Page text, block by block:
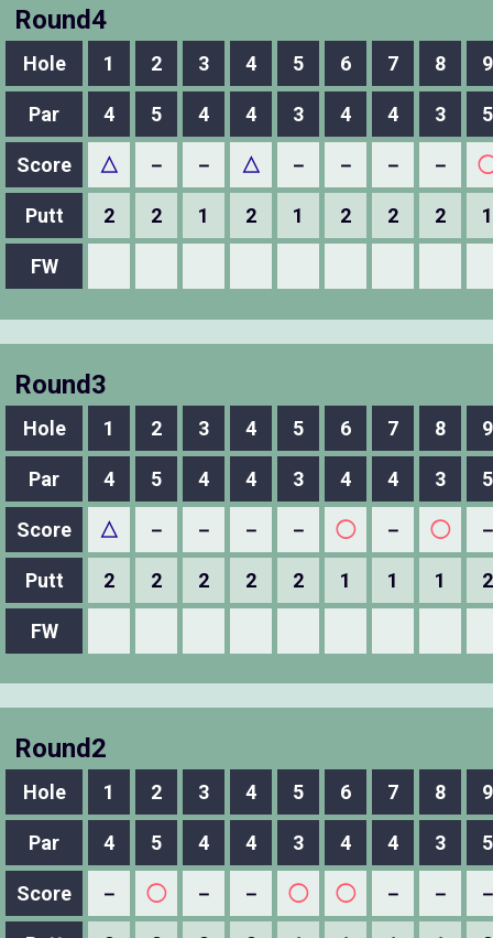
Round4
Hole 1 2 3 4 5 6 7 8 9
Par 4 5 4 4 3 4 4 3 5
Score △ － － △ － － － －
Putt 2 2 1 2 1 2 2 2 1
FW
Round3
Hole 1 2 3 4 5 6 7 8 9
Par 4 5 4 4 3 4 4 3 5
Score △ － － － － ◯ － ◯
Putt 2 2 2 2 2 1 1 1 2
FW
Round2
Hole 1 2 3 4 5 6 7 8 9
Par 4 5 4 4 3 4 4 3 5
Score － ◯ － － ◯ ◯ － －